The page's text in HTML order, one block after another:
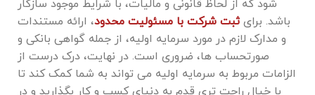
باشد. برایثبت شرکت با مسئولیت محدود، ارائه مستندات
و مدارک لازم در مورد سرمایه اولیه، از جمله گواهی بانکی و
صورتحساب ‌ها، ضروری است. در نهایت، درک درست از
الزامات مربوط به سرمایه اولیه می ‌تواند به شما کمک کند تا
با خیال راحت ‌تری قدم به دنیای کسب ‌و کار بگذارید و در